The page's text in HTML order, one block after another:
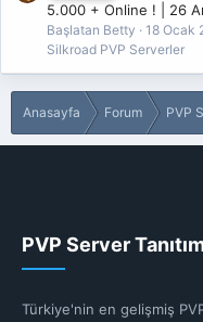
5.000 + Online ! | 26
Başlatan Betty 18 Ocak
Silkroad PVP Serverler
Anasayfa Forum PVP
PVP Server
Türkiye'nin en gelişmiş